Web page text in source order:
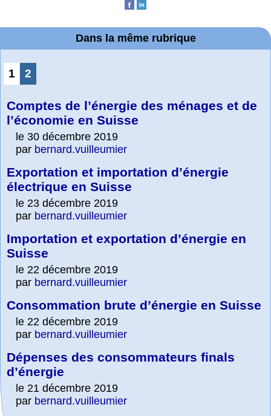
Dans la même rubrique
1 2
Comptes de l’énergie des ménages et de
l’économie en Suisse
le 30 décembre 2019
par bernard.vuilleumier
Exportation et importation d’énergie
électrique en Suisse
le 23 décembre 2019
par bernard.vuilleumier
Importation et exportation d’énergie en
Suisse
le 22 décembre 2019
par bernard.vuilleumier
Consommation brute d’énergie en Suisse
le 22 décembre 2019
par bernard.vuilleumier
Dépenses des consommateurs finals
d’énergie
le 21 décembre 2019
par bernard.vuilleumier